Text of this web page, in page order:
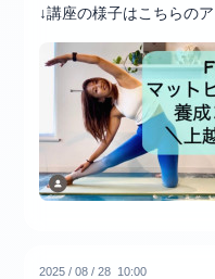
↓講座の様子はこちらの
2025 /08 /28 10:00